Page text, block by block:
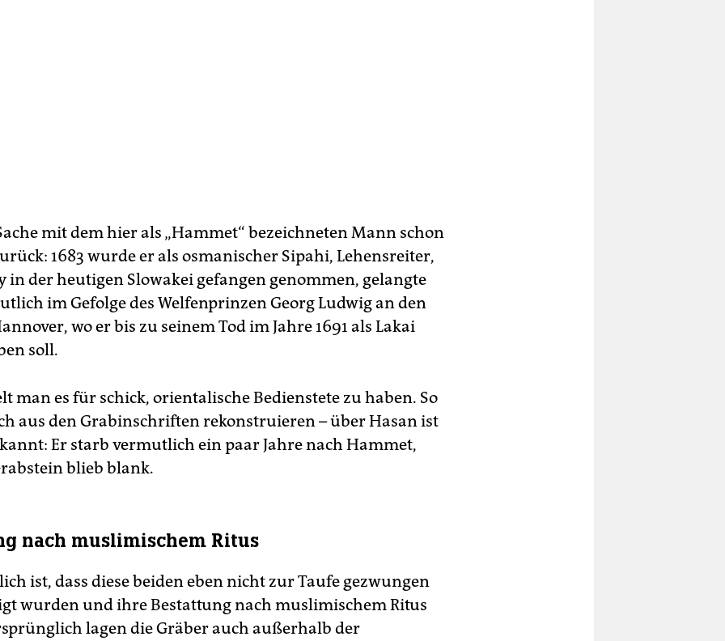
mit dem hier als „Hammet“ bezeichneten Mann schon
1683 wurde er als osmanischer Sipahi, Lehensreiter,
in der heutigen Slowakei gefangen genommen, gelangte
im Gefolge des Welfenprinzen Georg Ludwig an den
wo er bis zu seinem Tod im Jahre 1691 als Lakai
soll.
man es für schick, orientalische Bedienstete zu haben. So
aus den Grabinschriften rekonstruieren – über Hasan ist
Er starb vermutlich ein paar Jahre nach Hammet,
blieb blank.
nach muslimischem Ritus
ist, dass diese beiden eben nicht zur Taufe gezwungen
wurden und ihre Bestattung nach muslimischem Ritus
lagen die Gräber auch außerhalb der